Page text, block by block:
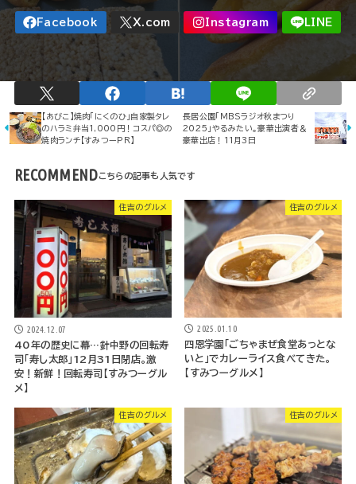
【あびこ】焼肉「にくのひ」自家製タレ
のハラミ弁当1,000円！コスパ◎の
焼肉ランチ【すみつーPR】
長居公園「MBSラジオ秋まつり
2025」やるみたい。豪華出演者＆
豪華出店！11月3日
RECOMMEND
住吉のグルメ
2024.12.07
40年の歴史に幕…針中野の回転寿
司「寿し太郎」12月31日閉店。激
安！新鮮！回転寿司【すみつーグル
メ】
住吉のグルメ
2025.01.10
四恩学園「ごちゃまぜ食堂あっとな
いと」でカレーライス食べてきた。
【すみつーグルメ】
住吉のグルメ 住吉のグルメ